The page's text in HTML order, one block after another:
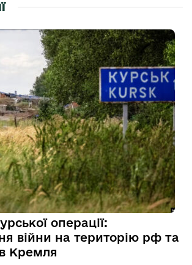
операції:
війни на територію рф та
Кремля